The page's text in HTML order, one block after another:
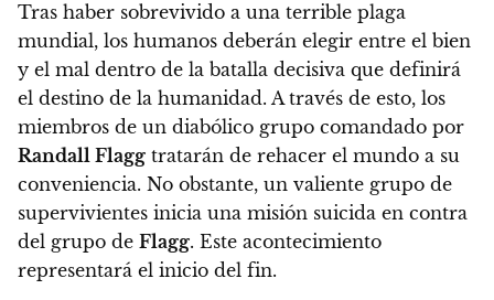
Tras haber sobrevivido a una terrible plaga
mundial, los humanos deberán elegir entre el bien
y el mal dentro de la batalla decisiva que definirá
el destino de la humanidad. A través de esto, los
miembros de un diabólico grupo comandado por
Randall Flagg tratarán de rehacer el mundo a su
conveniencia. No obstante, un valiente grupo de
supervivientes inicia una misión suicida en contra
del grupo de Flagg. Este acontecimiento
representará el inicio del fin.